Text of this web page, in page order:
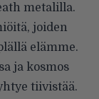
metalilla.
joiden
elämme.
ja kosmos
tiivistää.